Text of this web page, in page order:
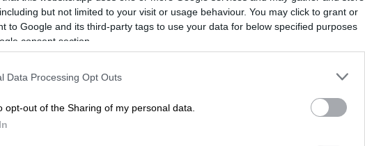
but not limited to your visit or usage behaviour. You may click to grant or
to Google and its third-party tags to use your data for below specified purposes
consent section.
Data Processing Opt Outs
opt-out of the Sharing of my personal data.
ελαφρύνσειςκ.α.. Σύμφωνα με
τύπου την Πέμπτη για τα μέτρα
των κοινωνικών επιδομάτων,
επόμενη Δευτέρα για τα μέτρα
της παραγωγικότητας των επιχειρήσεων
και στον τουρισμό.